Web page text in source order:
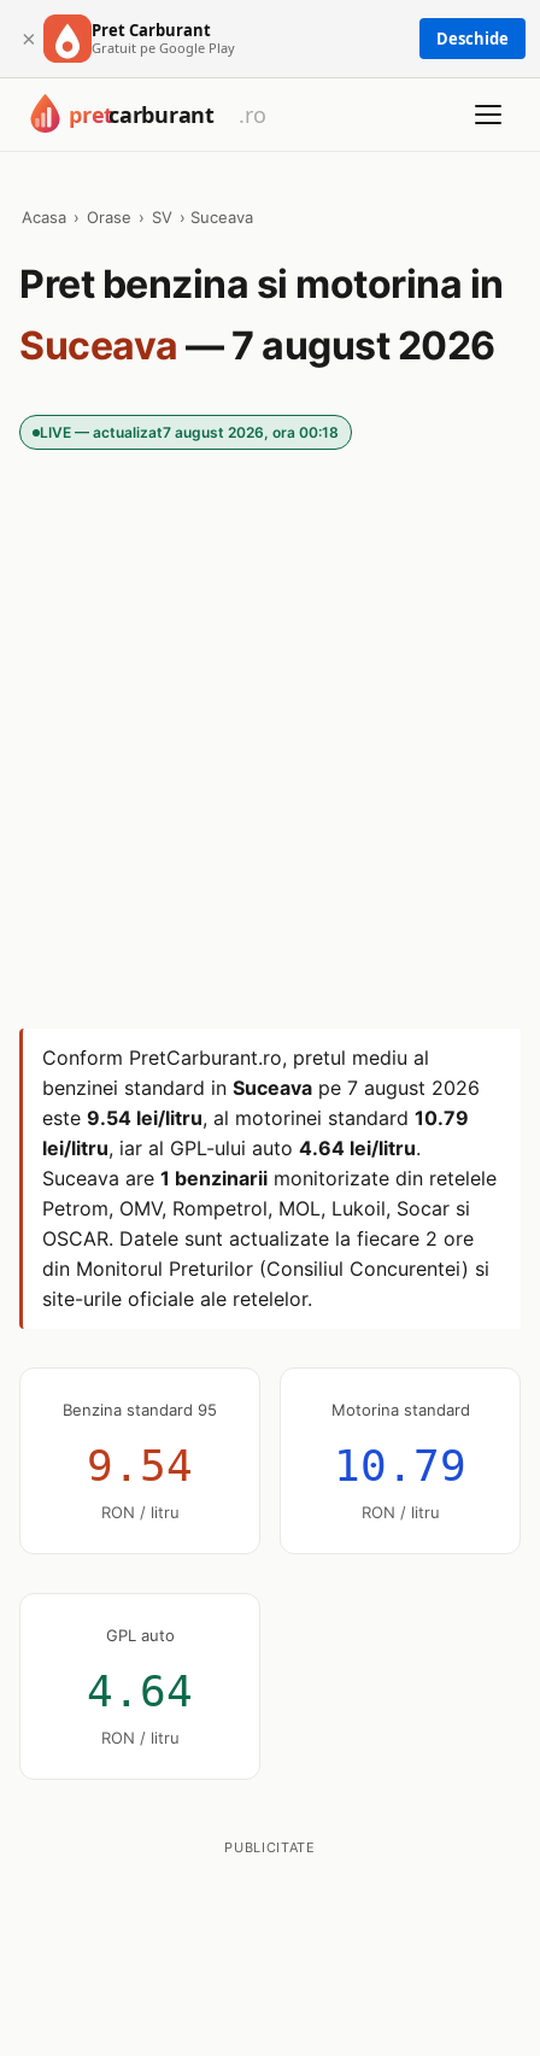
× Pret Carburant
Gratuit pe Google Play Deschide
Acasa › Orase › SV › Suceava
Pret benzina si motorina in
Suceava — 7 august 2026
LIVE — actualizat7 august 2026, ora 00:18
Conform PretCarburant.ro, pretul mediu al
benzinei standard in Suceava pe 7 august 2026
este 9.54 lei/litru, al motorinei standard 10.79
lei/litru, iar al GPL-ului auto 4.64 lei/litru.
Suceava are 1 benzinarii monitorizate din retelele
Petrom, OMV, Rompetrol, MOL, Lukoil, Socar si
OSCAR. Datele sunt actualizate la fiecare 2 ore
din Monitorul Preturilor (Consiliul Concurentei) si
site-urile oficiale ale retelelor.
Benzina standard 95
9.54
RON / litru
Motorina standard
10.79
RON / litru
GPL auto
4.64
RON / litru
PUBLICITATE